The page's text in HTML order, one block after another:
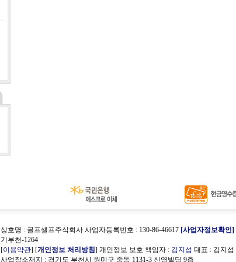
상호명 : 골프셀프주식회사 사업자등록번호 : 130-86-46617 [사업자정보확인]
기부천-1264
[이용약관] [개인정보 처리방침] 개인정보 보호 책임자 : 김지섭 대표 : 김지섭
사업장소재지 : 경기도 부천시 원미구 중동 1131-3 신영빌딩 9층